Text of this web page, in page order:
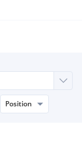
Position